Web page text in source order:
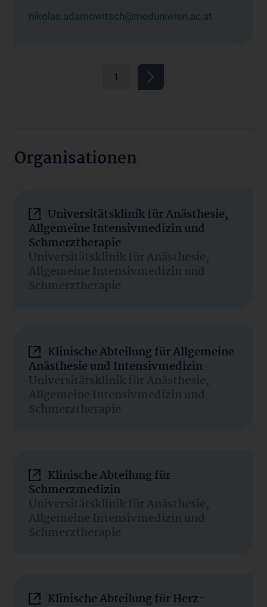
nikolas.adamowitsch@meduniwien.ac.at
1
Organisationen
Universitätsklinik für Anästhesie,
Allgemeine Intensivmedizin und
Schmerztherapie
Universitätsklinik für Anästhesie,
Allgemeine Intensivmedizin und
Schmerztherapie
Klinische Abteilung für Allgemeine
Anästhesie und Intensivmedizin
Universitätsklinik für Anästhesie,
Allgemeine Intensivmedizin und
Schmerztherapie
Klinische Abteilung für
Schmerzmedizin
Universitätsklinik für Anästhesie,
Allgemeine Intensivmedizin und
Schmerztherapie
Klinische Abteilung für Herz-